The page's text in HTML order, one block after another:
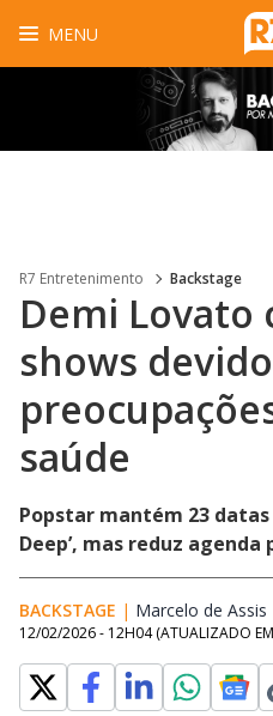
MENU
R7 Entretenimento Backstage
Demi Lovato
shows
saúde
Popstar mantém 23 datas
Deep’, mas reduz
BACKSTAGE | Marcelo de Assis
12/02/2026 - 12H04 (ATUALIZADO EM